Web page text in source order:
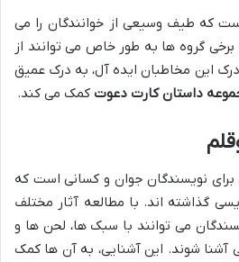
که طیف وسیعی از خوانندگان را می
گروه ها به طور خاص می توانند از
این مخاطبان ایده آل، به درک عمیق
داستان کارت دعوت کمک می کند.
برای نویسندگان جوان و کسانی است که
گذاشته اند. با مطالعه آثار مختلف
می توانند با سبک ها، لحن ها و
آشنا شوند. این آشنایی، به آن ها کمک